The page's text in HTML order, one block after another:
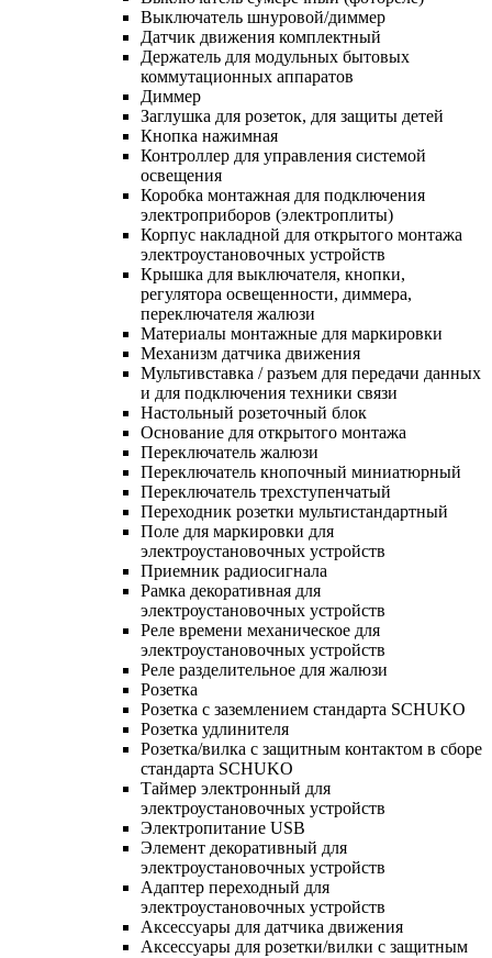
Выключатель шнуровой/диммер
Датчик движения комплектный
Держатель для модульных бытовых
коммутационных аппаратов
Диммер
Заглушка для розеток, для защиты детей
Кнопка нажимная
Контроллер для управления системой
освещения
Коробка монтажная для подключения
электроприборов (электроплиты)
Корпус накладной для открытого монтажа
электроустановочных устройств
Крышка для выключателя, кнопки,
регулятора освещенности, диммера,
переключателя жалюзи
Материалы монтажные для маркировки
Механизм датчика движения
Мультивставка / разъем для передачи данных
и для подключения техники связи
Настольный розеточный блок
Основание для открытого монтажа
Переключатель жалюзи
Переключатель кнопочный миниатюрный
Переключатель трехступенчатый
Переходник розетки мультистандартный
Поле для маркировки для
электроустановочных устройств
Приемник радиосигнала
Рамка декоративная для
электроустановочных устройств
Реле времени механическое для
электроустановочных устройств
Реле разделительное для жалюзи
Розетка
Розетка с заземлением стандарта SCHUKO
Розетка удлинителя
Розетка/вилка с защитным контактом в сборе
стандарта SCHUKO
Таймер электронный для
электроустановочных устройств
Электропитание USB
Элемент декоративный для
электроустановочных устройств
Адаптер переходный для
электроустановочных устройств
Аксессуары для датчика движения
Аксессуары для розетки/вилки с защитным